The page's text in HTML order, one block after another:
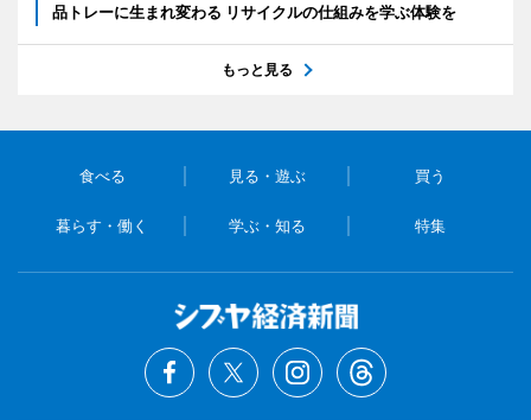
品トレーに生まれ変わる リサイクルの仕組みを学ぶ体験を
もっと見る
食べる 見る・遊ぶ 買う
暮らす・働く 学ぶ・知る 特集